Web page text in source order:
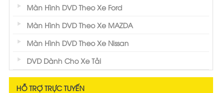
Màn Hình DVD Theo Xe Ford
Màn Hình DVD Theo Xe MAZDA
Màn Hình DVD Theo Xe Nissan
DVD Dành Cho Xe Tải
HỖ TRỢ TRỰC TUYẾN